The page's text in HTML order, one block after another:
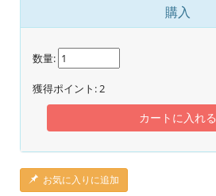
購入
数量:
獲得ポイント:2
カートに入れる
お気に入りに追加